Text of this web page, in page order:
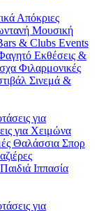
Απόκριες
Μουσική
& Clubs Events
Εκθέσεις &
Φιλαρμονικές
Σινεμά &
για
για Χειμώνα
Θαλάσσια Σπορ
Ιππασία
για